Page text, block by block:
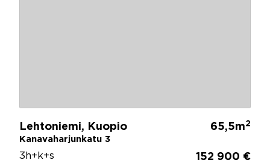
Lehtoniemi, Kuopio
Kanavaharjunkatu 3
65,5m2
3h+k+s 152 900 €